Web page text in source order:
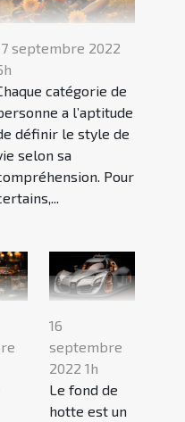
septembre 2022
catégorie de
a l’aptitude
définir le style de
selon sa
Pour
16
septembre
2022 1h
Le fond de
hotte est un